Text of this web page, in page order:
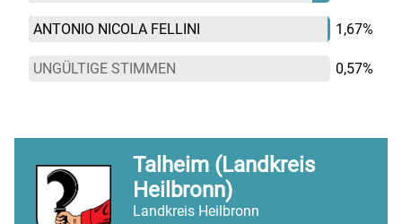
Talheim (Landkreis
Heilbronn)
Landkreis Heilbronn
ANTONIO NICOLA FELLINI 1,67%
UNGÜLTIGE STIMMEN 0,57%